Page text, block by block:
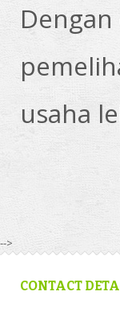
usaha
-->
CONTACT